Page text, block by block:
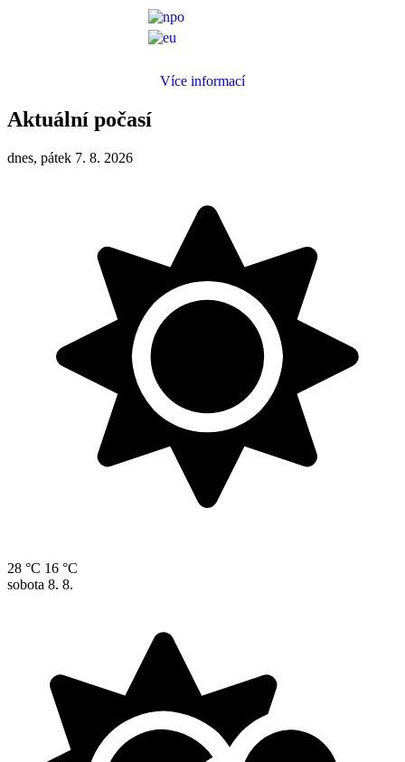
Více informací
Aktuální počasí
dnes, pátek 7. 8. 2026
28 °C 16 °C
sobota 8. 8.